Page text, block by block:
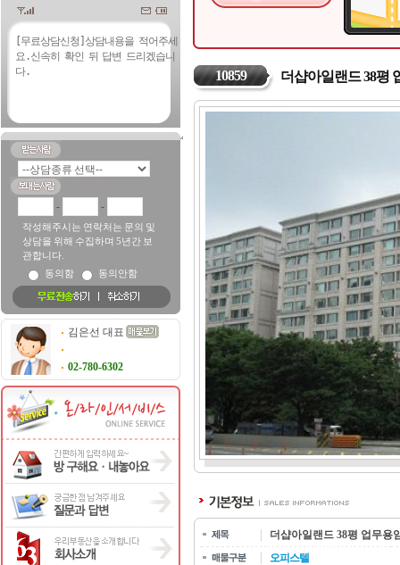
- -
작성해주시는 연락처는 문의 및
상담을 위해 수집하며 5년간 보
관합니다.
동의함
동의안함
김은선 대표
02-780-6302
10859 더샵아일랜드 38평
더샵아일랜드 38평 업무용
오피스텔